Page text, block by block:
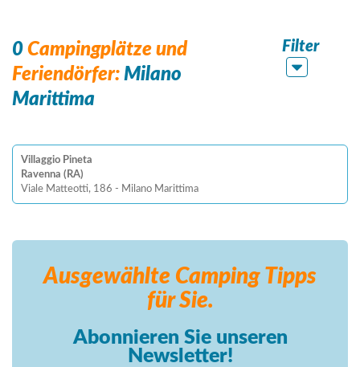
0 Campingplätze und
Feriendörfer: Milano
Marittima
Filter
Villaggio Pineta
Ravenna (RA)
Viale Matteotti, 186 - Milano Marittima
Ausgewählte Camping Tipps
für Sie.
Abonnieren Sie unseren
Newsletter!